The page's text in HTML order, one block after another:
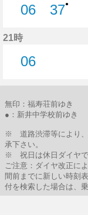
06
37●
21時
06
無印：福寿荘前ゆき
●：新井中学校前ゆき
※ 道路渋滞等により、
承下さい。
※ 祝日は休日ダイヤで
ご注意：ダイヤ改正に
間前までに新しい時刻
付を検索した場合は、